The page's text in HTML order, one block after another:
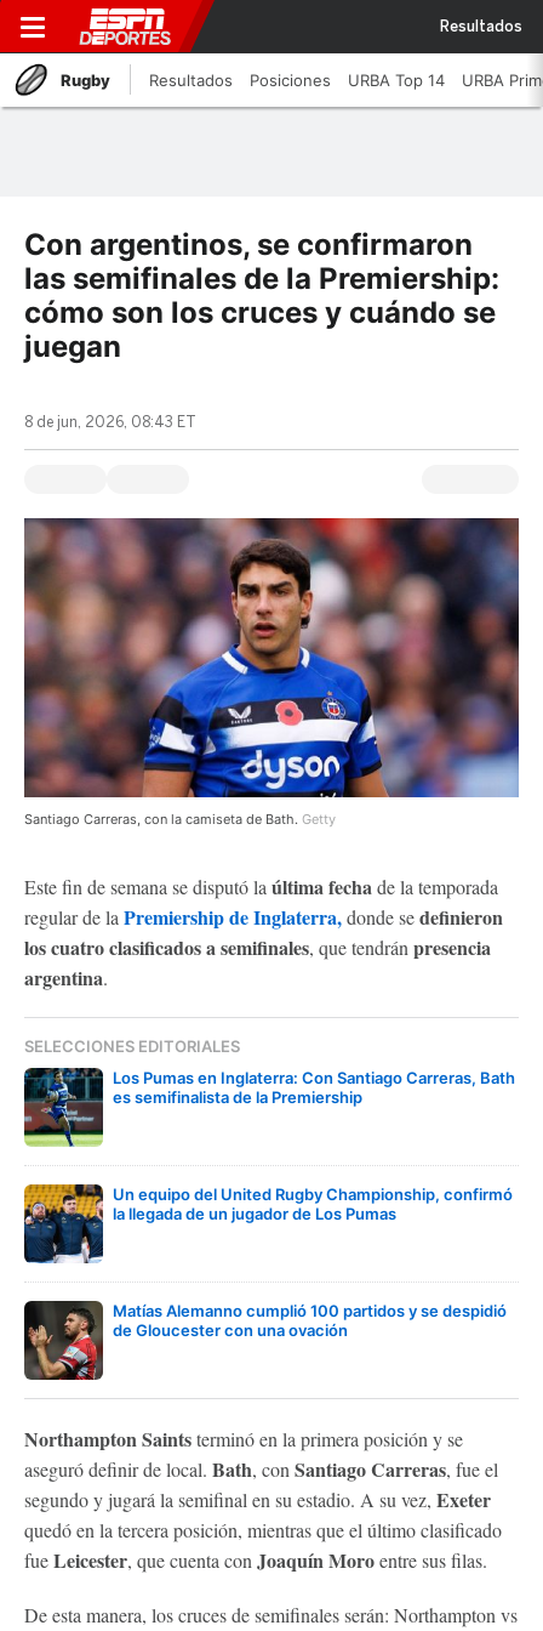
Resultados
Rugby Resultados Posiciones URBA Top 14 URBA
Con argentinos, se confirmaron
las semifinales de la Premiership:
cómo son los cruces y cuándo se
juegan
8 de jun, 2026, 08:43 ET
Santiago Carreras, con la camiseta de Bath. Getty
Este fin de semana se disputó la última fechade la temporada
regular de la Premiership de Inglaterra,donde sedefinieron
los cuatro clasificados a semifinales, que tendrán presencia
argentina.
SELECCIONES EDITORIALES
Los Pumas en Inglaterra: Con Santiago Carreras, Bath
es semifinalista de la Premiership
Un equipo del United Rugby Championship, confirmó
la llegada de un jugador de Los Pumas
Matías Alemanno cumplió 100 partidos y se despidió
de Gloucester con una ovación
Northampton Saintsterminó en la primera posición y se
aseguró definir de local. Bath, con Santiago Carreras, fue el
segundo y jugará la semifinal en su estadio. A su vez, Exeter
quedó en la tercera posición, mientras que el último clasificado
fueLeicester, que cuenta con Joaquín Moroentre sus filas.
De esta manera, los cruces de semifinales serán: Northampton vs